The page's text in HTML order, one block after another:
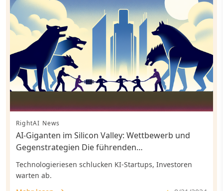
RightAI News
AI-Giganten im Silicon Valley: Wettbewerb und
Gegenstrategien Die führenden
Technologieunternehmen im Silicon Valley liefern
sich einen erbitterten Kampf um die Vorherrschaft
Technologieriesen schlucken KI-Startups, Investoren
warten ab.